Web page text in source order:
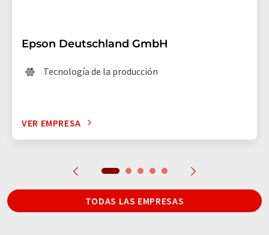
Epson Deutschland GmbH
Tecnología de la producción
VER EMPRESA
TODAS LAS EMPRESAS